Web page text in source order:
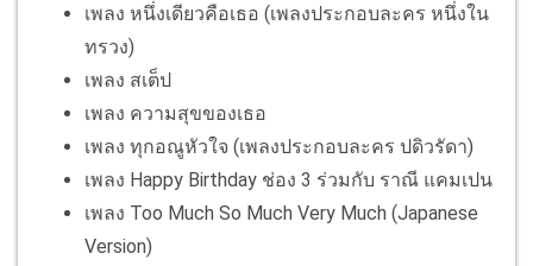
เพลง หนึ่งเดียวคือเธอ (เพลงประกอบละคร หนึ่งใน
ทรวง)
เพลง สเต็ป
เพลง ความสุขของเธอ
เพลง ทุกอณูหัวใจ (เพลงประกอบละคร ปดิวรัดา)
เพลง Happy Birthday ช่อง 3 ร่วมกับ ราณี แคมเปน
เพลง Too Much So Much Very Much (Japanese
Version)